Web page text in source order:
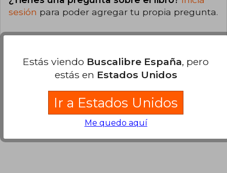
sesión para poder agregar tu propia pregunta.
Opiniones sobre Buscalibre
Ver más opiniones de clientes
Estás viendo Buscalibre España, pero
estás en Estados Unidos
Ir a Estados Unidos
Me quedo aquí